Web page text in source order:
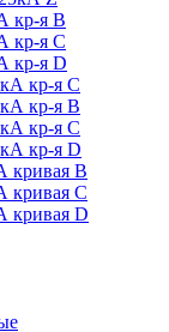
кр-я B
кр-я C
кр-я D
кр-я C
кр-я B
кр-я C
кр-я D
кривая B
кривая C
кривая D